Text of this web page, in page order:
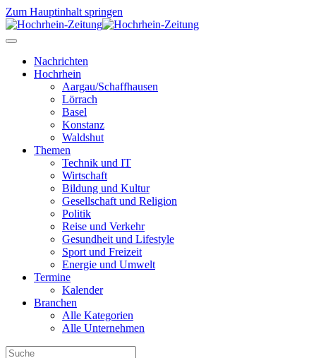
Zum Hauptinhalt springen
Nachrichten
Hochrhein
Aargau/Schaffhausen
Lörrach
Basel
Konstanz
Waldshut
Themen
Technik und IT
Wirtschaft
Bildung und Kultur
Gesellschaft und Religion
Politik
Reise und Verkehr
Gesundheit und Lifestyle
Sport und Freizeit
Energie und Umwelt
Termine
Kalender
Branchen
Alle Kategorien
Alle Unternehmen